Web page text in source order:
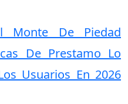
Monte De Piedad
De Prestamo Lo
Usuarios En 2026